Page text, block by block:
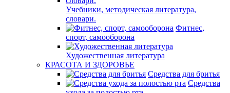
Учебники, методическая литература,
словари.
Фитнес,
спорт, самооборона
Художественная литература
КРАСОТА И ЗДОРОВЬЕ
Средства для бритья
Средства